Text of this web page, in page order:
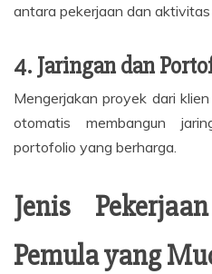
antara pekerjaan dan aktivitas
4. Jaringan dan
Mengerjakan proyek dari
otomatis membangun
portofolio yang berharga.
Jenis
Pemula yang